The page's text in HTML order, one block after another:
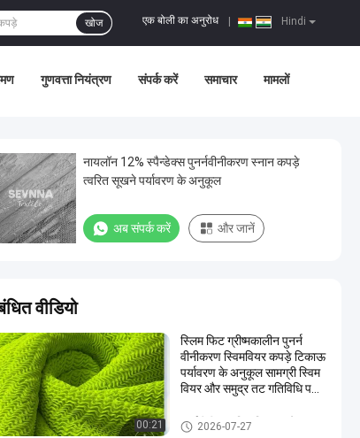
Hindi
एक बोली का अनुरोध
खोज
गुणवत्ता नियंत्रण संपर्क करें समाचार मामलों
नायलॉन 12% स्पैन्डेक्स पुनर्नवीनीकरण स्नान कपड़े
त्वरित सूखने पर्यावरण के अनुकूल
अब संपर्क करें और जानें
वीडियो
00:21
स्लिम फिट ग्रीष्मकालीन पुनर्न
वीनीकरण स्विमवियर कपड़े टिकाऊ
पर्यावरण के अनुकूल सामग्री स्विम
वियर और समुद्र तट गतिविधि प
पुनर्नवीनीकरण स्विमवियर कपड़े
2026-07-27